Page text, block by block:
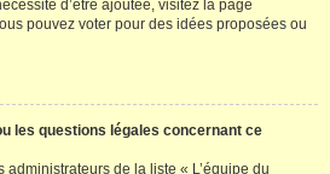
d’être ajoutée, visitez la page
pouvez voter pour des idées proposées ou
les questions légales concernant ce
administrateurs de la liste « L’équipe du